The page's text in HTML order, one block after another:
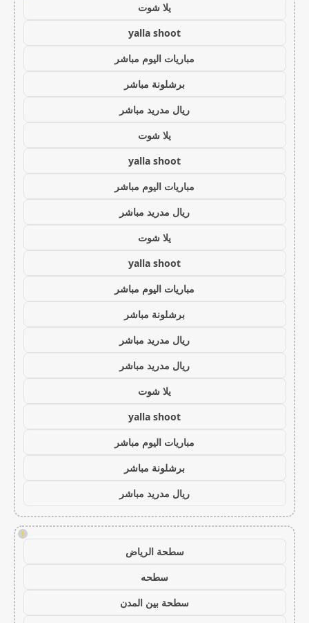
يلا شوت
yalla shoot
مباريات اليوم مباشر
برشلونة مباشر
ريال مدريد مباشر
يلا شوت
yalla shoot
مباريات اليوم مباشر
ريال مدريد مباشر
يلا شوت
yalla shoot
مباريات اليوم مباشر
برشلونة مباشر
ريال مدريد مباشر
ريال مدريد مباشر
يلا شوت
yalla shoot
مباريات اليوم مباشر
برشلونة مباشر
ريال مدريد مباشر
!
سطحة الرياض
سطحه
سطحة بين المدن